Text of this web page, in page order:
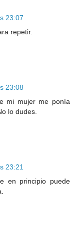
23:07
repetir.
23:08
mi mujer me ponía
lo dudes.
23:21
en principio puede